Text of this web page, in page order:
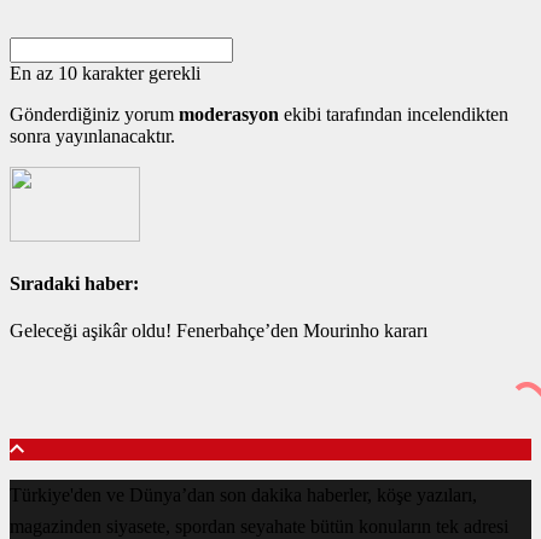
En az 10 karakter gerekli
Gönderdiğiniz yorum moderasyon ekibi tarafından incelendikten
sonra yayınlanacaktır.
Sıradaki haber:
Geleceği aşikâr oldu! Fenerbahçe’den Mourinho kararı
Türkiye'den ve Dünya’dan son dakika haberler, köşe yazıları,
magazinden siyasete, spordan seyahate bütün konuların tek adresi